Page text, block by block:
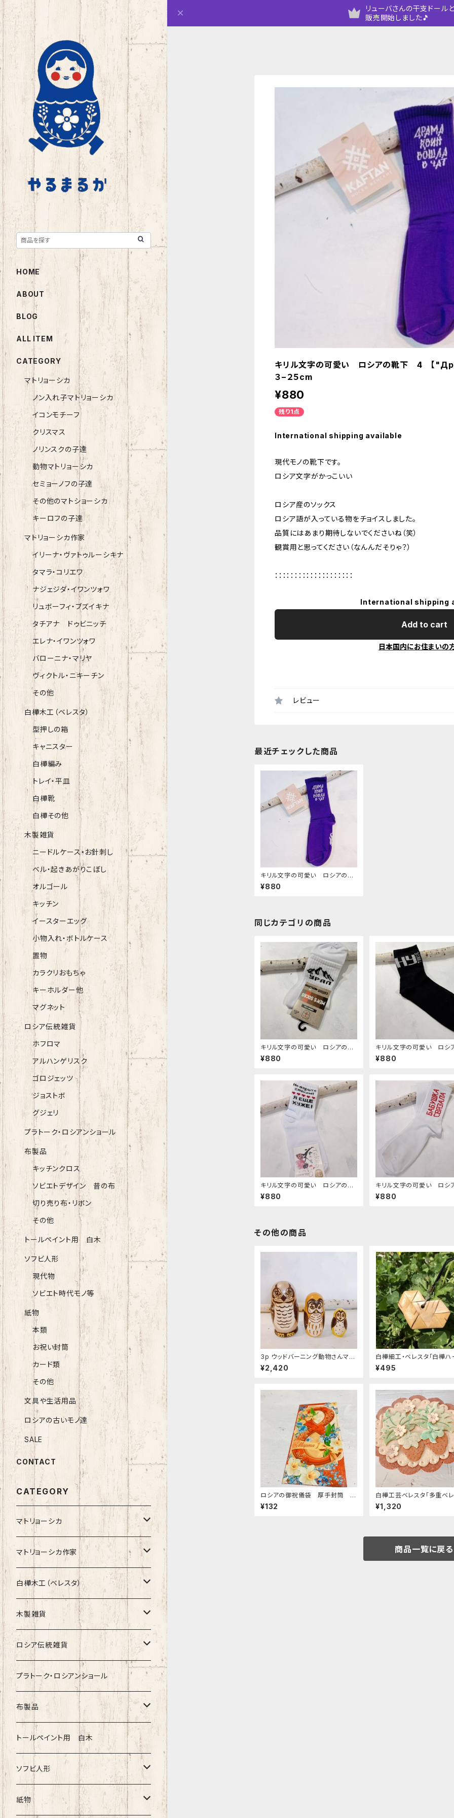
リューバさんの干支ドール
販売開始しました🎵
キリル文字の可愛い ロシアの靴下 4 【
３−２５cm
¥880
残り1点
International shipping available
現代モノの靴下です。
ロシア文字がかっこいい
ロシア産のソックス
ロシア語が入っている物をチョイスしました。
品質にはあまり期待しないでくださいね（笑）
観賞用と思ってください（なんんだそりゃ？）
：：：：：：：：：：：：：：：：：：：：
International shipping
Add to cart
日本国内にお住まいの
レビュー
最近チェックした商品
キリル文字の可愛い ロシアの靴
下 4 【"Драма квин вошла
в чаг"】２３−２５cm
¥880
同じカテゴリの商品
キリル文字の可愛い ロシアの靴
下 18 27-29cm
¥880
キリル文字の可愛い ロシ
下 17 27-29cm
¥880
キリル文字の可愛い ロシアの靴
下 13 ２３−２５cm
¥880
キリル文字の可愛い ロシ
下 12 ２３−２５cm
¥880
その他の商品
3p ウッドバーニング動物さんマト
リョーシカ 「みみずく メタリッ
ク」 10.5cm MT008
¥2,420
白樺細工・ベレスタ「白樺ハ
ストラップ」 BE055
¥495
ロシアの御祝儀袋 厚手封筒 E
-284 「3/8 国際婦人デー ロ
ゴ」
¥132
白樺工芸ベレスタ「多重ベレ
¥1,320
商品一覧に戻る
HOME
ABOUT
BLOG
ALL ITEM
CATEGORY
マトリョーシカ
ノン入れ子マトリョーシカ
イコンモチーフ
クリスマス
ノリンスクの子達
動物マトリョーシカ
セミョーノフの子達
その他のマトショーシカ
キーロフの子達
マトリョーシカ作家
イリーナ・ヴァトゥルーシキナ
タマラ・コリエワ
ナジェジダ・イワンツォワ
リュボーフィ・ブズイキナ
タチアナ ドゥビニッチ
エレナ・イワンツォワ
バローニナ・マリヤ
ヴィクトル・ニキーチン
その他
白樺木工（ベレスタ）
型押しの箱
キャニスター
白樺編み
トレイ・平皿
白樺靴
白樺その他
木製雑貨
ニードルケース・お針刺し
ベル・起きあがりこぼし
オルゴール
キッチン
イースターエッグ
小物入れ・ボトルケース
置物
カラクリおもちゃ
キーホルダー他
マグネット
ロシア伝統雑貨
ホフロマ
アルハンゲリスク
ゴロジェッツ
ジョストボ
グジェリ
プラトーク・ロシアンショール
布製品
キッチンクロス
ソビエトデザイン 昔の布
切り売り布・リボン
その他
トールペイント用 白木
ソフビ人形
現代物
ソビエト時代モノ等
紙物
本類
お祝い封筒
カード類
その他
文具や生活用品
ロシアの古いモノ達
SALE
CONTACT
CATEGORY
マトリョーシカ
ノン入れ子マトリョーシカ
イコンモチーフ
クリスマス
ノリンスクの子達
動物マトリョーシカ
セミョーノフの子達
その他のマトショーシカ
キーロフの子達
マトリョーシカ作家
イリーナ・ヴァトゥルーシキナ
タマラ・コリエワ
ナジェジダ・イワンツォワ
リュボーフィ・ブズイキナ
タチアナ ドゥビニッチ
エレナ・イワンツォワ
バローニナ・マリヤ
ヴィクトル・ニキーチン
白樺木工（ベレスタ）
型押しの箱
キャニスター
白樺編み
トレイ・平皿
白樺靴
白樺その他
木製雑貨
ニードルケース・お針刺し
ベル・起きあがりこぼし
オルゴール
キッチン
イースターエッグ
小物入れ・ボトルケース
ロシア伝統雑貨
ホフロマ
アルハンゲリスク
ゴロジェッツ
ジョストボ
グジェリ
プラトーク・ロシアンショール
布製品
キッチンクロス
ソビエトデザイン 昔の布
切り売り布・リボン
トールペイント用 白木
ソフビ人形
現代物
紙物